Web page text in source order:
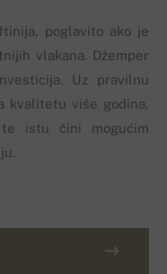
poglavito ako je
vlakana. Džemper
Uz pravilnu
kvalitetu više godina,
istu čini mogućim